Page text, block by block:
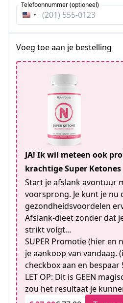
Verenigde
Telefoonnummer (optioneel)
Voeg toe aan je bestelling
JA! Ik wil meteen ook
krachtige Super Ketones
Start je afslank avontuur
voorsprong. Je kunt je nu
gezondheidsvoordelen
Afslank-dieet zonder dat
strikt volgt...
SUPER Promotie (hier en
je aankoop van vandaag.
checkbox aan en bespaar
LET OP: Dit is GEEN
zou het resultaat je